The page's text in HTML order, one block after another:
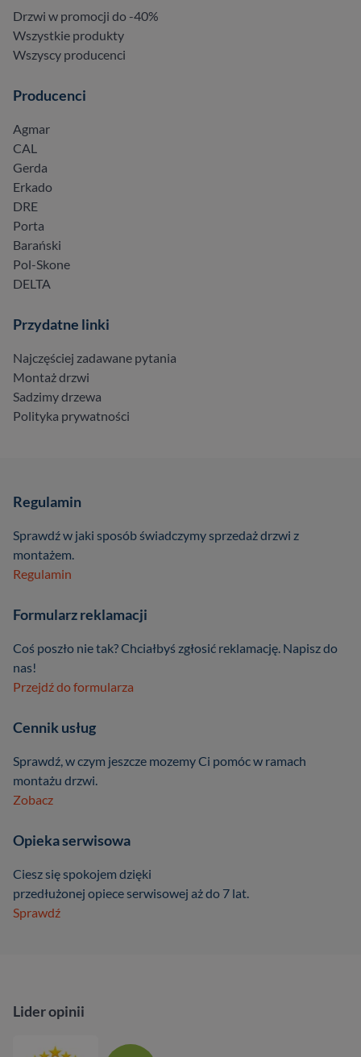
Drzwi w promocji do -40%
Wszystkie produkty
Wszyscy producenci
Producenci
Agmar
CAL
Gerda
Erkado
DRE
Porta
Barański
Pol-Skone
DELTA
Przydatne linki
Najczęściej zadawane pytania
Montaż drzwi
Sadzimy drzewa
Polityka prywatności
Regulamin
Sprawdź w jaki sposób świadczymy sprzedaż drzwi z
montażem.
Regulamin
Formularz reklamacji
Coś poszło nie tak? Chciałbyś zgłosić reklamację. Napisz do
nas!
Przejdź do formularza
Cennik usług
Sprawdź, w czym jeszcze mozemy Ci pomóc w ramach
montażu drzwi.
Zobacz
Opieka serwisowa
Ciesz się spokojem dzięki
przedłużonej opiece serwisowej aż do 7 lat.
Sprawdź
Lider opinii